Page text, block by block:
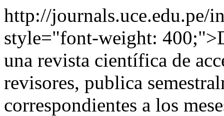
http://journals.uce.edu.pe/
style="font-weight:
una revista científica de
revisores, publica
correspondientes a los